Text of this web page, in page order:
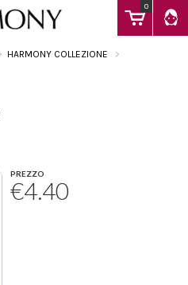
0
HARMONY COLLEZIONE
PREZZO
€4.40